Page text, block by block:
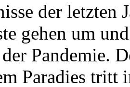
der letzten
gehen um
Pandemie.
Paradies tritt